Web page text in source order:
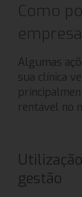
Como
Algumas
sua clínica
rentável no
gestão